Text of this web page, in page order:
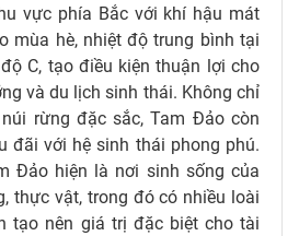
vực phía Bắc với khí hậu mát
mùa hè, nhiệt độ trung bình tại
C, tạo điều kiện thuận lợi cho
và du lịch sinh thái. Không chỉ
rừng đặc sắc, Tam Đảo còn
đãi với hệ sinh thái phong phú.
Đảo hiện là nơi sinh sống của
thực vật, trong đó có nhiều loài
tạo nên giá trị đặc biệt cho tài